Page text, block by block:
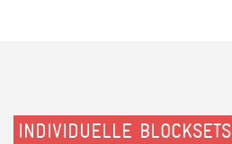
INDIVIDUELLE BLOCKSETS